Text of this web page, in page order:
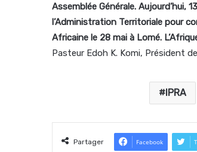
Assemblée Générale. Aujourd’hui,
l’Administration Territoriale pour
Africaine le 28 mai à Lomé.
Pasteur Edoh K. Komi, Président de
IPRA
Partager Facebook